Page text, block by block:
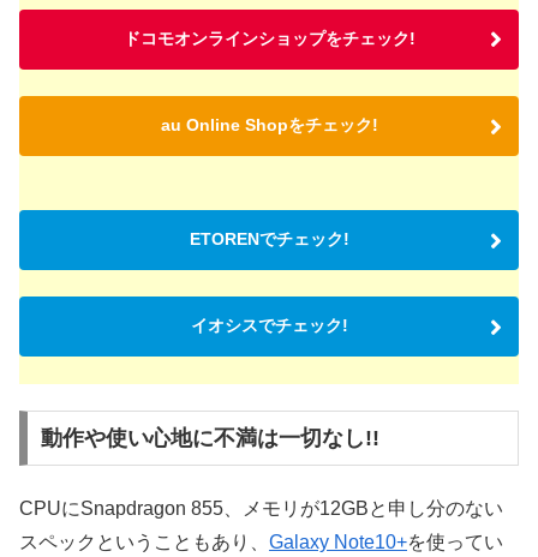
ドコモオンラインショップをチェック!
au Online Shopをチェック!
ETORENでチェック!
イオシスでチェック!
動作や使い心地に不満は一切なし!!
CPUにSnapdragon 855、メモリが12GBと申し分のない
スペックということもあり、 Galaxy Note10+を使ってい